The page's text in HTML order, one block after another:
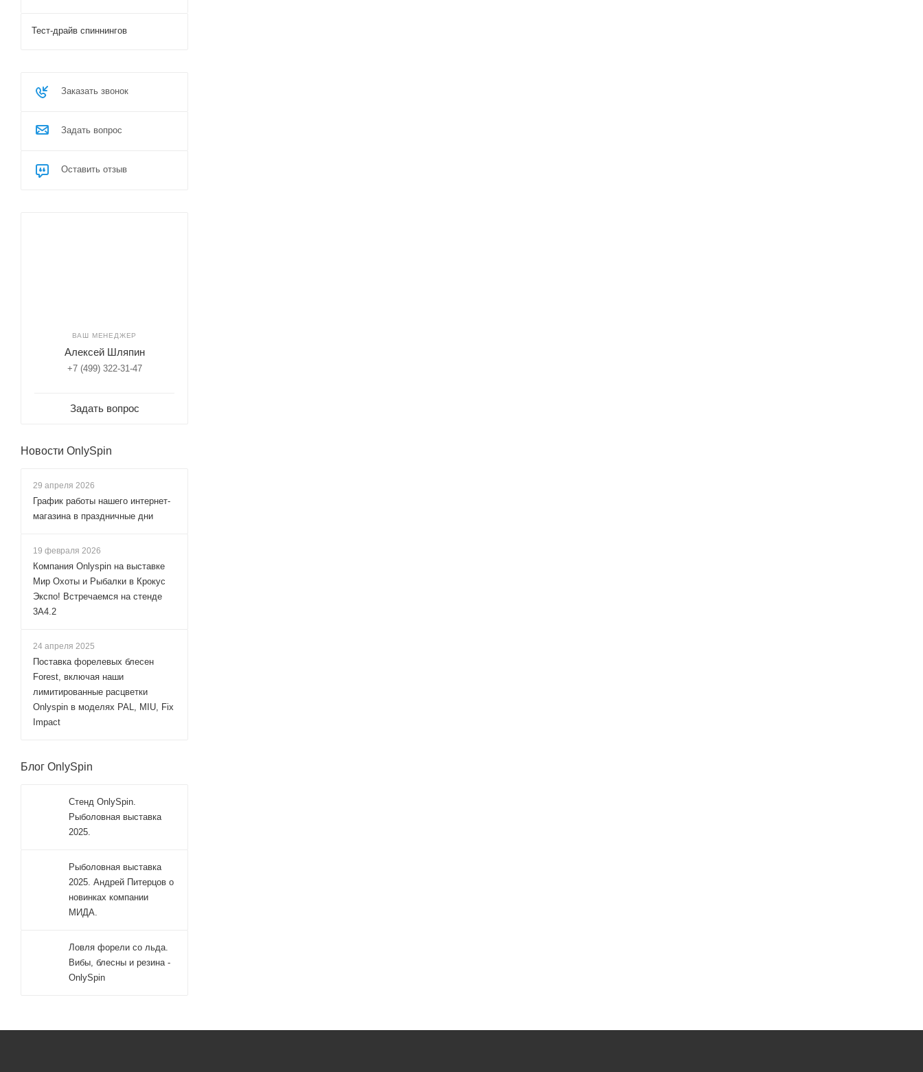
Тест-драйв спиннингов
Заказать звонок
Задать вопрос
Оставить отзыв
ВАШ МЕНЕДЖЕР
Алексей Шляпин
+7 (499) 322-31-47
Задать вопрос
Новости OnlySpin
29 апреля 2026
График работы нашего интернет-
магазина в праздничные дни
19 февраля 2026
Компания Onlyspin на выставке
Мир Охоты и Рыбалки в Крокус
Экспо! Встречаемся на стенде
3А4.2
24 апреля 2025
Поставка форелевых блесен
Forest, включая наши
лимитированные расцветки
Onlyspin в моделях PAL, MIU, Fix
Impact
Блог OnlySpin
Стенд OnlySpin.
Рыболовная выставка
2025.
Рыболовная выставка
2025. Андрей Питерцов о
новинках компании
МИДА.
Ловля форели со льда.
Вибы, блесны и резина -
OnlySpin